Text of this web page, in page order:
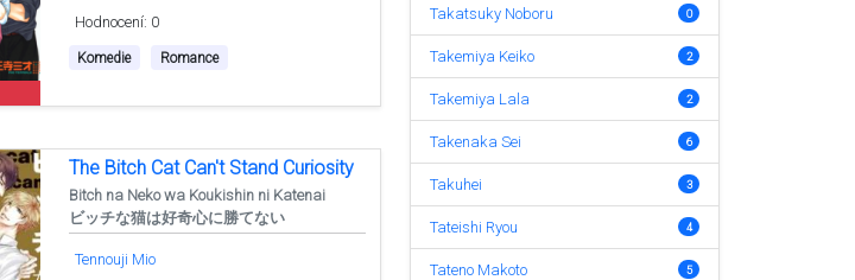
Hodnocení: 0
Komedie Romance
The Bitch Cat Can't Stand Curiosity
Bitch na Neko wa Koukishin ni Katenai
ビッチな猫は好奇心に勝てない
Tennouji Mio
Takatsuky Noboru 0
Takemiya Keiko 2
Takemiya Lala 2
Takenaka Sei 6
Takuhei 3
Tateishi Ryou 4
Tateno Makoto 5